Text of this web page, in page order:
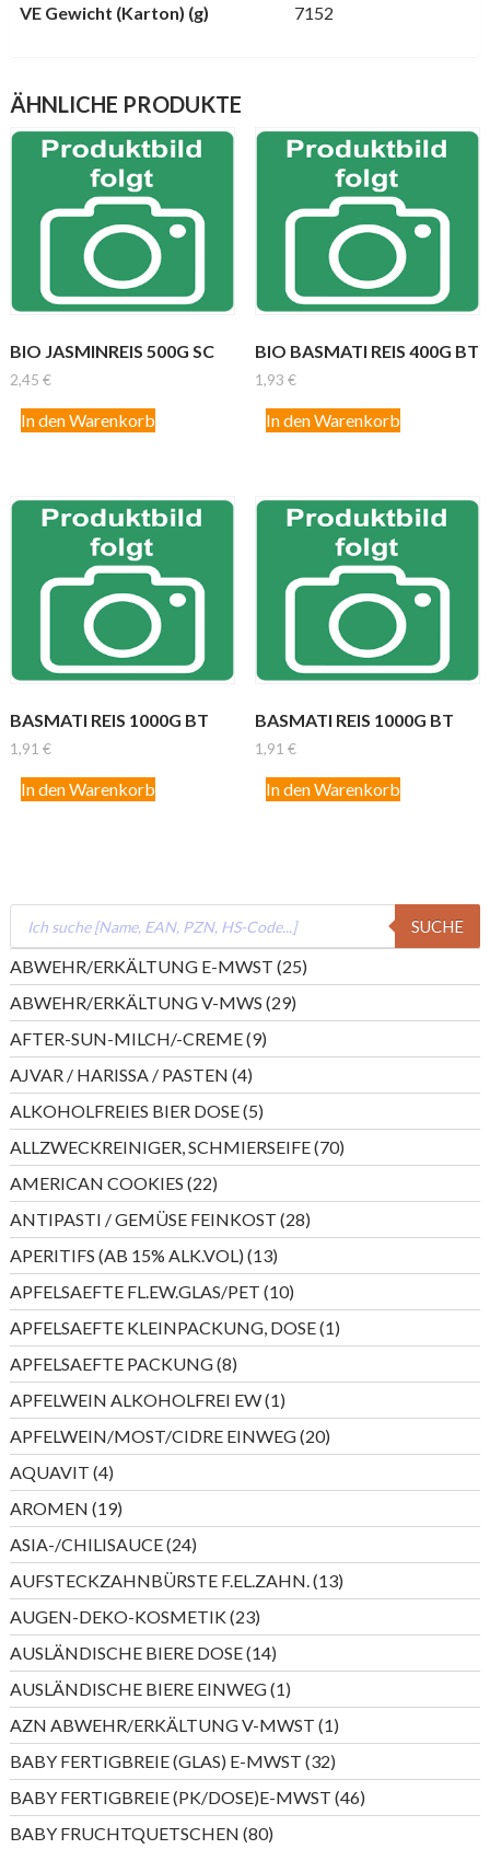
VE Gewicht (Karton) (g)
7152
ÄHNLICHE PRODUKTE
BIO JASMINREIS 500G SC
2,45 €
In den Warenkorb
BIO BASMATI REIS 400G BT
1,93 €
In den Warenkorb
BASMATI REIS 1000G BT
1,91 €
In den Warenkorb
BASMATI REIS 1000G BT
1,91 €
In den Warenkorb
Products
search
SUCHE
ABWEHR/ERKÄLTUNG E-MWST 2525
Produkte
ABWEHR/ERKÄLTUNG V-MWS 2929
Produkte
AFTER-SUN-MILCH/-CREME 99
Produkte
AJVAR / HARISSA / PASTEN 44
Produkte
ALKOHOLFREIES BIER DOSE 55
Produkte
ALLZWECKREINIGER, SCHMIERSEIFE 7070
Produkte
AMERICAN COOKIES 2222
Produkte
ANTIPASTI / GEMÜSE FEINKOST 2828
Produkte
APERITIFS (AB 15% ALK.VOL) 1313
Produkte
APFELSAEFTE FL.EW.GLAS/PET 1010
Produkte
APFELSAEFTE KLEINPACKUNG, DOSE 11
Produkt
APFELSAEFTE PACKUNG 88
Produkte
APFELWEIN ALKOHOLFREI EW 11
Produkt
APFELWEIN/MOST/CIDRE EINWEG 2020
Produkte
AQUAVIT 44
Produkte
AROMEN 1919
Produkte
ASIA-/CHILISAUCE 2424
Produkte
AUFSTECKZAHNBÜRSTE F.EL.ZAHN. 1313
Produkte
AUGEN-DEKO-KOSMETIK 2323
Produkte
AUSLÄNDISCHE BIERE DOSE 1414
Produkte
AUSLÄNDISCHE BIERE EINWEG 11
Produkt
AZN ABWEHR/ERKÄLTUNG V-MWST 11
Produkt
BABY FERTIGBREIE (GLAS) E-MWST 3232
Produkte
BABY FERTIGBREIE (PK/DOSE)E-MWST 4646
Produkte
BABY FRUCHTQUETSCHEN 8080